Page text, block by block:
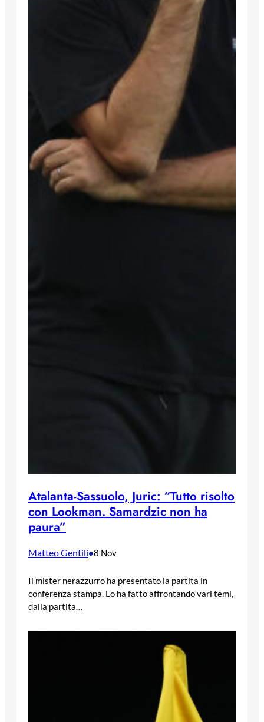
Atalanta-Sassuolo, Juric: “Tutto risolto
con Lookman. Samardzic non ha
paura”
Matteo Gentili•8 Nov
Il mister nerazzurro ha presentato la partita in
conferenza stampa. Lo ha fatto affrontando vari temi,
dalla partita…